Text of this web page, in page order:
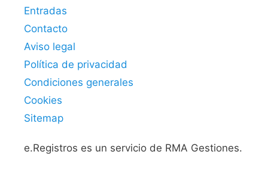
Entradas
Contacto
Aviso legal
Política de privacidad
Condiciones generales
Cookies
Sitemap
e.Registros es un servicio de RMA Gestiones.